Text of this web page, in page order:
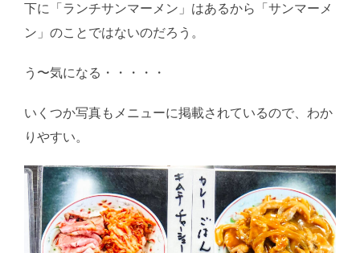
下に「ランチサンマーメン」はあるから「サンマーメ
ン」のことではないのだろう。
う〜気になる・・・・・
いくつか写真もメニューに掲載されているので、わか
りやすい。